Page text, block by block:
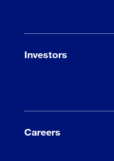
Investors
Careers